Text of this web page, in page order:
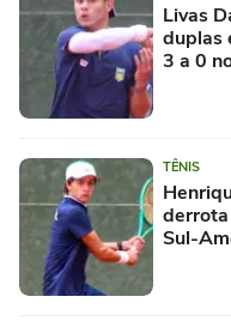
Livas
duplas
3 a 0
TÊNIS
Sul-